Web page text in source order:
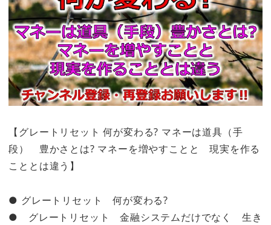
【グレートリセット 何が変わる? マネーは道具（手
段） 豊かさとは? マネーを増やすことと 現実を作る
こととは違う】
● グレートリセット 何が変わる?
● グレートリセット 金融システムだけでなく 生き